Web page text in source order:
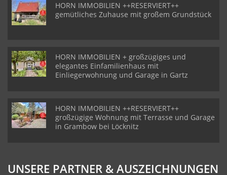
HORN IMMOBILIEN ++RESERVIERT++
gemütliches Zuhause mit großem Grundstück
HORN IMMOBILIEN + großzügiges und
elegantes Einfamilienhaus mit
Einliegerwohnung und Garage in Gartz
HORN IMMOBILIEN ++RESERVIERT++
großzügige Wohnung mit Terrasse und Garage
in Grambow bei Löcknitz
UNSERE PARTNER & AUSZEICHNUNGEN